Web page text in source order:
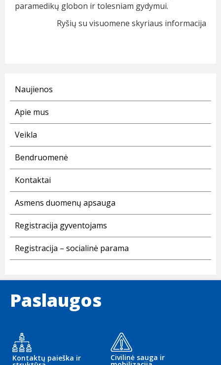
paramedikų globon ir tolesniam gydymui.
Ryšių su visuomene skyriaus informacija
Naujienos
Apie mus
Veikla
Bendruomenė
Kontaktai
Asmens duomenų apsauga
Registracija gyventojams
Registracija – socialinė parama
Paslaugos
Kontaktų paieška ir Civilinė sauga ir